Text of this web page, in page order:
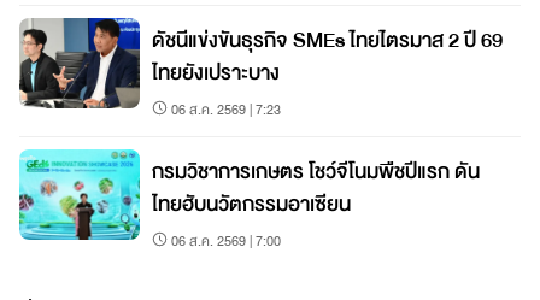
ดัชนีแข่งขันธุรกิจ SMEs ไทยไตรมาส 2 ปี 69
ไทยยังเปราะบาง
06 ส.ค. 2569 | 7:23
กรมวิชาการเกษตร โชว์จีโนมพืชปีแรก ดัน
ไทยฮับนวัตกรรมอาเซียน
06 ส.ค. 2569 | 7:00